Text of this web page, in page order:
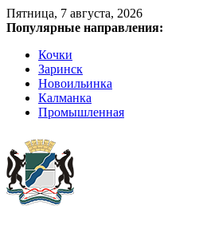
Пятница, 7 августа, 2026
Популярные направления:
Кочки
Заринск
Новоильинка
Калманка
Промышленная